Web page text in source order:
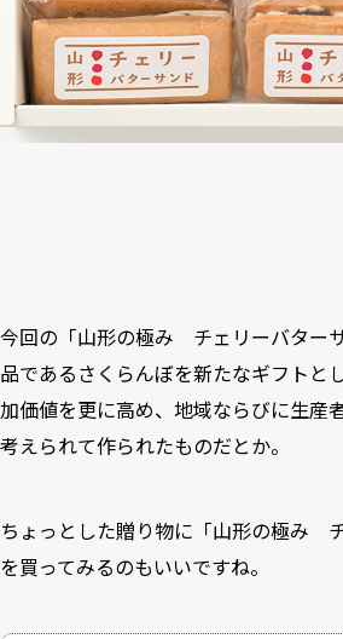
今回の「山形の極み チェリーバター
品であるさくらんぼを新たなギフトと
加価値を更に高め、地域ならびに生産
考えられて作られたものだとか。
ちょっとした贈り物に「山形の極み
を買ってみるのもいいですね。